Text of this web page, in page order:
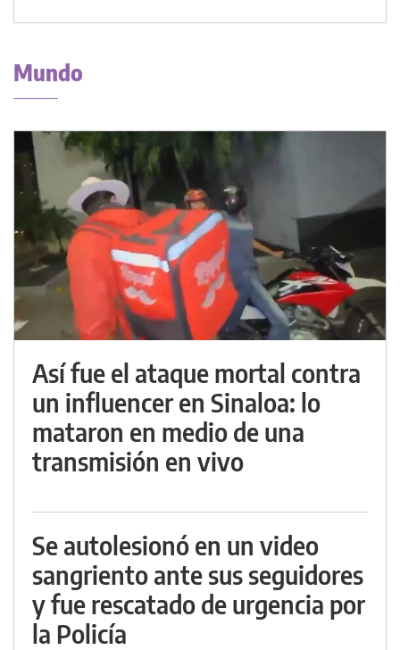
Mundo
Así fue el ataque mortal contra
un influencer en Sinaloa: lo
mataron en medio de una
transmisión en vivo
Se autolesionó en un video
sangriento ante sus seguidores
y fue rescatado de urgencia por
la Policía